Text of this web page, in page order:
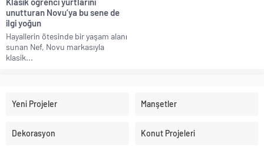
unutturan Novu’ya bu sene de
ilgi yoğun
Hayallerin ötesinde bir yaşam alanı
sunan Nef, Novu markasıyla
klasik...
Yeni Projeler Manşetler
Dekorasyon Konut Projeleri